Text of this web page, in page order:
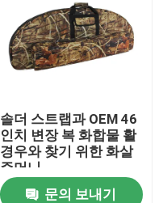
솔더 스트랩과 OEM 46
인치 변장 복 화합물 활
경우와 찾기 위한 화살
주머니
문의 보내기